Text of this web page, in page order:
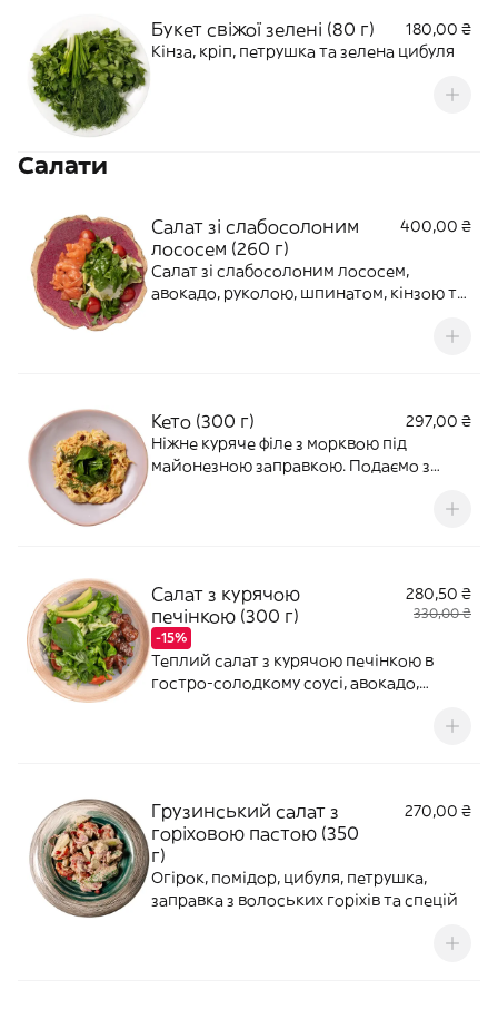
Букет свіжої зелені (80 г)
180,00 ₴
Кінза, кріп, петрушка та зелена цибуля
Салати
Салат зі слабосолоним
лососем (260 г)
400,00 ₴
Салат зі слабосолоним лососем,
авокадо, руколою, шпинатом, кінзою та
Кето (300 г)
297,00 ₴
Ніжне куряче філе з морквою під
майонезною заправкою. Подаємо з
Салат з курячою
печінкою (300 г)
-15%
280,50 ₴
330,00 ₴
Теплий салат з курячою печінкою в
гостро-солодкому соусі, авокадо,
Грузинський салат з
горіховою пастою (350
г)
270,00 ₴
Огірок, помідор, цибуля, петрушка,
заправка з волоських горіхів та спецій